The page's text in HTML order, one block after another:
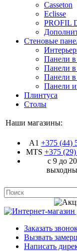
Casseton
Eclisse
PROFIL
Стеновые
Панели
Панели
Панели в
Панели
Плинтуса
Столы
Наши магазины:
A1 +375 (44)
MTS +375 (29)
с 9 до
Заказать
Вызвать
Написать